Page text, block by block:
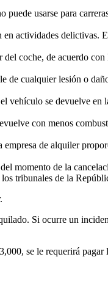
usarse para
actividades delictivas.
coche, de acuerdo con
de cualquier lesión o
vehículo se devuelve en
con menos
de alquiler
momento de la
tribunales de la
Si ocurre un
se le requerirá